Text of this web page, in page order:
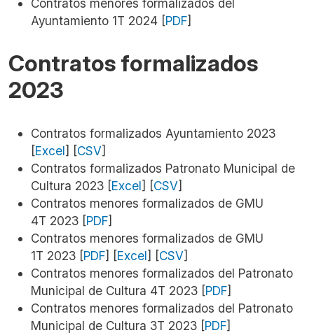
Contratos menores formalizados del
Ayuntamiento 1T 2024 [PDF]
Contratos formalizados
2023
Contratos formalizados Ayuntamiento 2023
[Excel] [CSV]
Contratos formalizados Patronato Municipal de
Cultura 2023 [Excel] [CSV]
Contratos menores formalizados de GMU
4T 2023 [PDF]
Contratos menores formalizados de GMU
1T 2023 [PDF] [Excel] [CSV]
Contratos menores formalizados del Patronato
Municipal de Cultura 4T 2023 [PDF]
Contratos menores formalizados del Patronato
Municipal de Cultura 3T 2023 [PDF]